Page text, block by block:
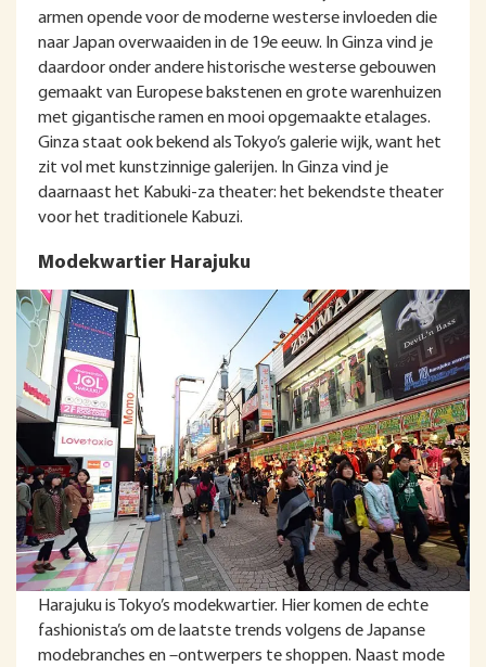
armen opende voor de moderne westerse invloeden die
naar Japan overwaaiden in de 19e eeuw. In Ginza vind je
daardoor onder andere historische westerse gebouwen
gemaakt van Europese bakstenen en grote warenhuizen
met gigantische ramen en mooi opgemaakte etalages.
Ginza staat ook bekend als Tokyo’s galerie wijk, want het
zit vol met kunstzinnige galerijen. In Ginza vind je
daarnaast het Kabuki-za theater: het bekendste theater
voor het traditionele Kabuzi.
Modekwartier Harajuku
Harajuku is Tokyo’s modekwartier. Hier komen de echte
fashionista’s om de laatste trends volgens de Japanse
modebranches en –ontwerpers te shoppen. Naast mode